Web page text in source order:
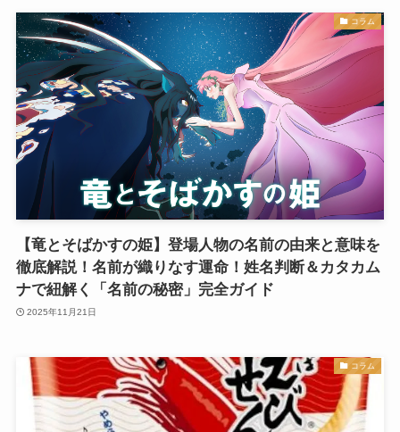
コラム
【竜とそばかすの姫】登場人物の名前の由来と意味を
徹底解説！名前が織りなす運命！姓名判断＆カタカム
ナで紐解く「名前の秘密」完全ガイド
2025年11月21日
コラム